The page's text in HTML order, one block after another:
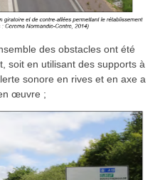
des obstacles ont été
soit en utilisant des supports à
sonore en rives et en axe a
œuvre ;